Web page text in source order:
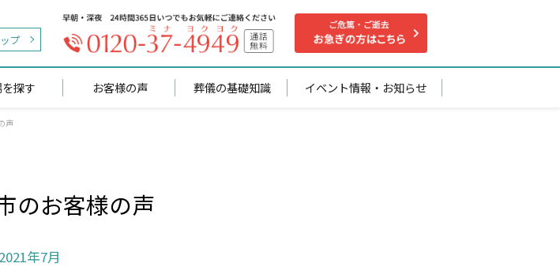
プ
探す お客様の声 葬儀の基礎知識 イベント情報・お知らせ
声
のお客様の声
2021年7月